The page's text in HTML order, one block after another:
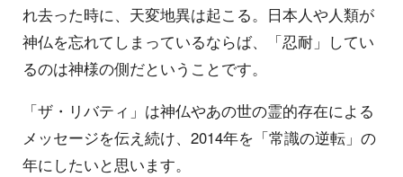
れ去った時に、天変地異は起こる。日本人や人類が
神仏を忘れてしまっているならば、「忍耐」してい
るのは神様の側だということです。
「ザ・リバティ」は神仏やあの世の霊的存在による
メッセージを伝え続け、2014年を「常識の逆転」の
年にしたいと思います。